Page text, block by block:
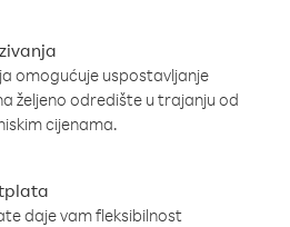
omogućuje uspostavljanje
željeno odredište u trajanju od
cijenama.
daje vam fleksibilnost